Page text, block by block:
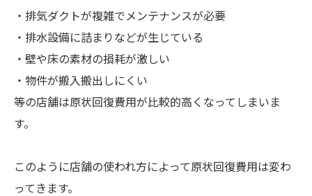
・排気ダクトが複雑でメンテナンスが必要
・排水設備に詰まりなどが生じている
・壁や床の素材の損耗が激しい
・物件が搬入搬出しにくい
等の店舗は原状回復費用が比較的高くなってしまいま
す。
このように店舗の使われ方によって原状回復費用は変わ
ってきます。